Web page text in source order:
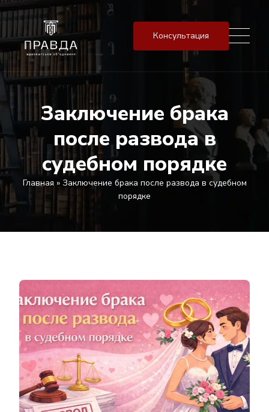
Консультация
Заключение брака
после развода в
судебном порядке
Главная» Заключение брака после развода в судебном
порядке